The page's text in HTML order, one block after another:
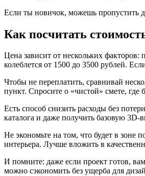
Если ты новичок, можешь пропустить
Как посчитать
Цена зависит от нескольких
колеблется от 1500 до 3500 рублей.
Чтобы не переплатить, сравнивай
пункт. Спросите о «чистой» смете, где
Есть способ снизить расходы без
каталога и даже получить базовую
Не экономьте на том, что будет в зоне
интерьера. Лучше вложить в
И помните: даже если проект готов,
можно сэкономить без ущерба для